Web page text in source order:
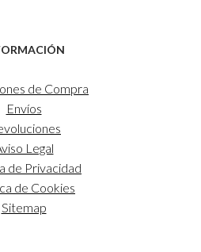
de Compra
Envíos
Legal
de Privacidad
de Cookies
Sitemap